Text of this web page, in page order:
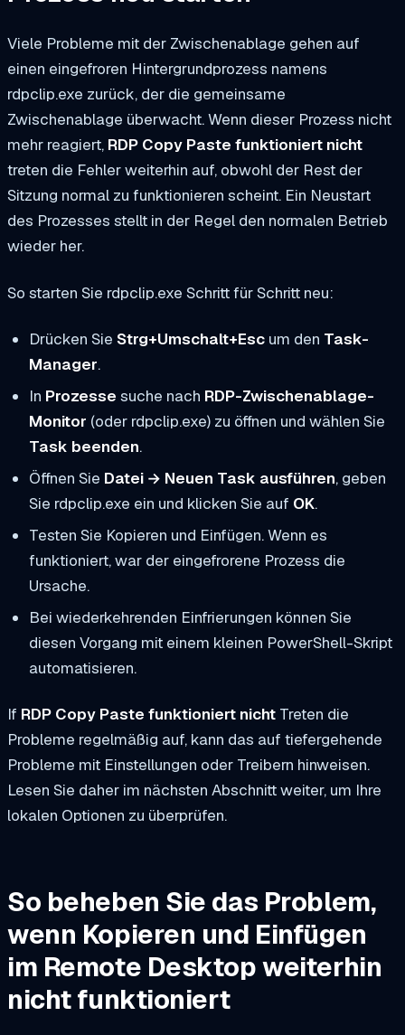
Viele Probleme mit der Zwischenablage gehen auf
einen eingefroren Hintergrundprozess namens
rdpclip.exe zurück, der die gemeinsame
Zwischenablage überwacht. Wenn dieser Prozess nicht
mehr reagiert, RDP Copy Paste funktioniert nicht
treten die Fehler weiterhin auf, obwohl der Rest der
Sitzung normal zu funktionieren scheint. Ein Neustart
des Prozesses stellt in der Regel den normalen Betrieb
wieder her.
So starten Sie rdpclip.exe Schritt für Schritt neu:
Drücken Sie Strg+Umschalt+Escum den Task-
Manager.
In Prozesse suche nach RDP-Zwischenablage-
Monitor (oder rdpclip.exe) zu öffnen und wählen Sie
Task beenden.
Öffnen Sie Datei → Neuen Task ausführen, geben
Sie rdpclip.exe ein und klicken Sie auf OK.
Testen Sie Kopieren und Einfügen. Wenn es
funktioniert, war der eingefrorene Prozess die
Ursache.
Bei wiederkehrenden Einfrierungen können Sie
diesen Vorgang mit einem kleinen PowerShell-Skript
automatisieren.
If RDP Copy Paste funktioniert nicht Treten die
Probleme regelmäßig auf, kann das auf tiefergehende
Probleme mit Einstellungen oder Treibern hinweisen.
Lesen Sie daher im nächsten Abschnitt weiter, um Ihre
lokalen Optionen zu überprüfen.
So beheben Sie das Problem,
wenn Kopieren und Einfügen
im Remote Desktop weiterhin
nicht funktioniert